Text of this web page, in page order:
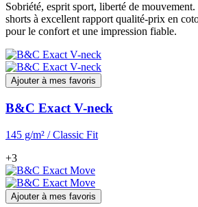
Sobriété, esprit sport, liberté de
shorts à excellent rapport qualité-prix en
pour le confort et une impression fiable.
Ajouter à mes favoris
B&C Exact V-neck
145 g/m² / Classic Fit
+3
Ajouter à mes favoris